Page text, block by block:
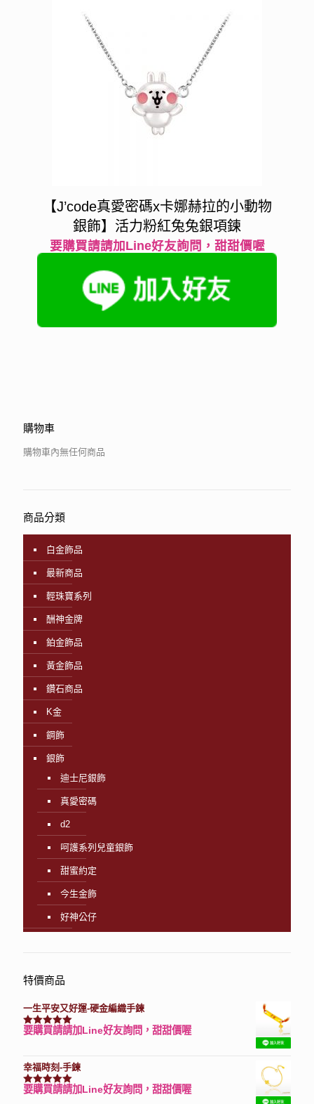
【J’code真愛密碼x卡娜赫拉的小動物
銀飾】活力粉紅兔兔銀項鍊
要購買請請加Line好友詢問，甜甜價喔
購物車
購物車內無任何商品
商品分類
白金飾品
最新商品
輕珠寶系列
酬神金牌
鉑金飾品
黃金飾品
鑽石商品
K金
鋼飾
銀飾
迪士尼銀飾
真愛密碼
d2
呵護系列兒童銀飾
甜蜜約定
今生金飾
好神公仔
特價商品
一生平安又好運-硬金編織手鍊
評分7740滿分 5
要購買請請加Line好友詢問，甜甜價喔
幸福時刻-手鍊
評分3150滿分 5
要購買請請加Line好友詢問，甜甜價喔